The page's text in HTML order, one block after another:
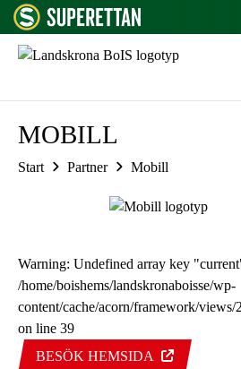
MOBILL
Start Partner Mobill
Warning: Undefined array key
/home/boishems/landskronaboisse/wp-
content/cache/acorn/framework/
on line 39
BESÖK HEMSIDA